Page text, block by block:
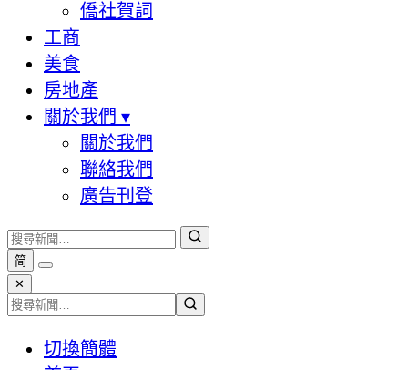
僑社賀詞
工商
美食
房地產
關於我們 ▾
關於我們
聯絡我們
廣告刊登
简
✕
切換簡體